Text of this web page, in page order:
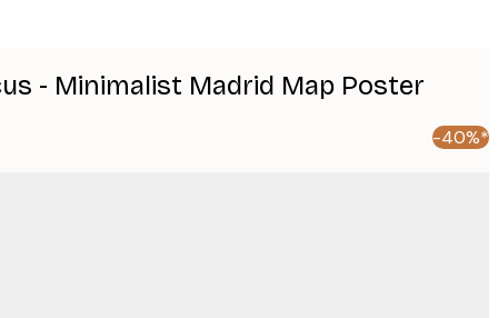
- Minimalist Madrid Map Poster
-40%*